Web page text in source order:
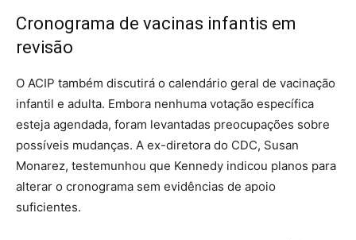
Cronograma de vacinas infantis em
revisão
O ACIP também discutirá o calendário geral de vacinação
infantil e adulta. Embora nenhuma votação específica
esteja agendada, foram levantadas preocupações sobre
possíveis mudanças. A ex-diretora do CDC, Susan
Monarez, testemunhou que Kennedy indicou planos para
alterar o cronograma sem evidências de apoio
suficientes.